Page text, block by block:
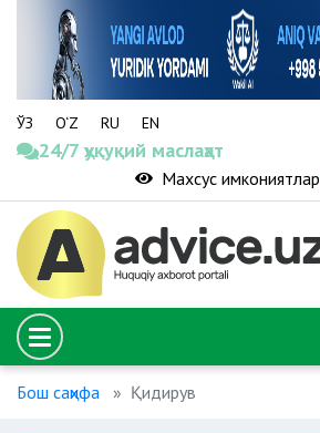
ЎЗ O‘Z RU EN
24/7 ҳуқуқий маслаҳат
Махсус имкониятлар
Бош саҳифа Қидирув